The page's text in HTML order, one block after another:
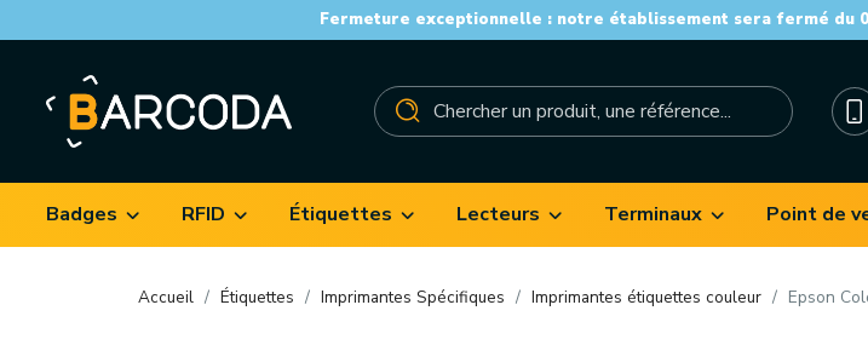
Fermeture exceptionnelle : notre établissement sera fermé du
Badges RFID Étiquettes Lecteurs Terminaux Point de
Accueil Étiquettes Imprimantes Spécifiques Imprimantes étiquettes couleur Epson